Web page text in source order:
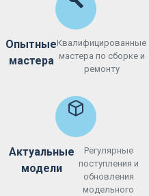
Опытные
мастера
Квалифицированные
мастера по сборке и
ремонту
Актуальные
модели
Регулярные
поступления и
обновления
модельного